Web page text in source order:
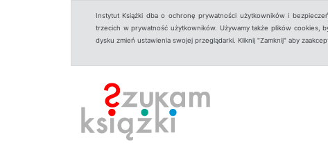
Instytut Książki dba o ochronę prywatności użytkowników i
trzecich w prywatność użytkowników. Używamy także plików cookies,
dysku zmień ustawienia swojej przeglądarki. Kliknij "Zamknij" aby